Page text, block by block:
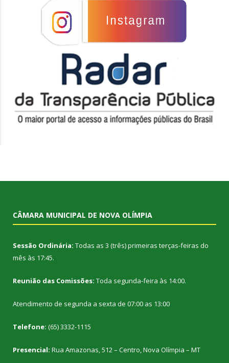
CÂMARA MUNICIPAL DE NOVA OLÍMPIA
Sessão Ordinária: Todas as 3 (três) primeiras terças-feiras do
mês às 17:45.
Reunião das Comissões: Toda segunda-feira às 14:00.
Atendimento de segunda a sexta de 07:00 as 13:00
Telefone: (65) 3332-1115
Presencial: Rua Amazonas, 512 – Centro, Nova Olímpia – MT